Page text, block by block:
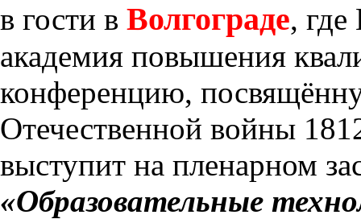
в гости в Волгограде, где
академия повышения
конференцию,
Отечественной войны
выступит на пленарном
«Образовательные